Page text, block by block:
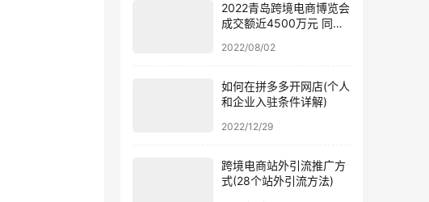
2022青岛跨境电商博览会
成交额近4500万元 同比
2022/08/02
如何在拼多多开网店(个人
和企业入驻条件详解)
2022/12/29
跨境电商站外引流推广方
式(28个站外引流方法)